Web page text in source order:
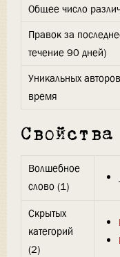
Общее число
Правок за
течение 90 дней)
Уникальных
время
Волшебное
слово (1)
Скрытых
категорий
(2)